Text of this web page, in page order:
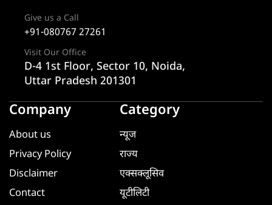
Give us a Call
+91-080767 27261
Visit Our Office
D-4 1st Floor, Sector 10, Noida,
Uttar Pradesh 201301
Company
About us
Privacy Policy
Disclaimer
Contact
Category
न्यूज
राज्य
एक्सक्लूसिव
यूटीलिटी